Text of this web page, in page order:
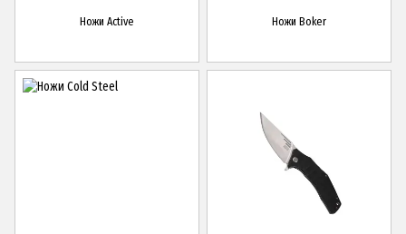
Ножи Active Ножи Boker